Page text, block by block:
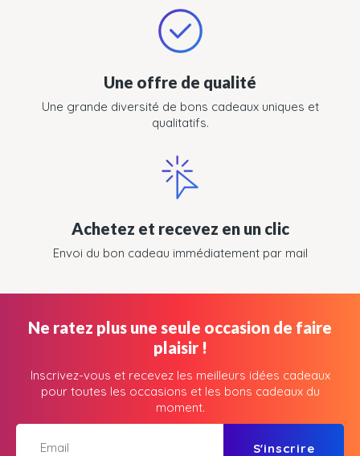
Une offre de qualité
Une grande diversité de bons cadeaux uniques et
qualitatifs.
Achetez et recevez en un clic
Envoi du bon cadeau immédiatement par mail
Ne ratez plus une seule occasion de faire
plaisir !
Inscrivez-vous et recevez les meilleurs idées cadeaux
pour toutes les occasions et les bons cadeaux du
moment.
S'inscrire